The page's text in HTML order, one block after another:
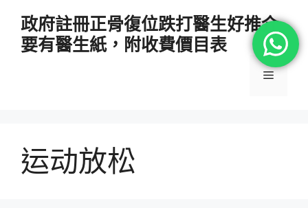
政府註冊正骨復位跌打醫生好推介
要有醫生紙，附收費價目表
選
运动放松